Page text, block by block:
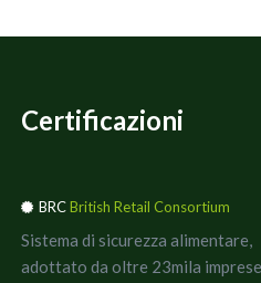
Certificazioni
BRCBritish Retail Consortium
Sistema di sicurezza alimentare,
adottato da oltre 23mila